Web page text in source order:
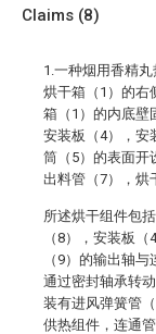
Claims (8)
1.一种烟用香精
烘干箱（1）的右
箱（1）的内底壁
安装板（4），安
筒（5）的表面开
出料管（7），烘
所述烘干组件包
（8），安装板
（9）的输出轴
通过密封轴承转
装有进风弹簧管
供热组件，连通